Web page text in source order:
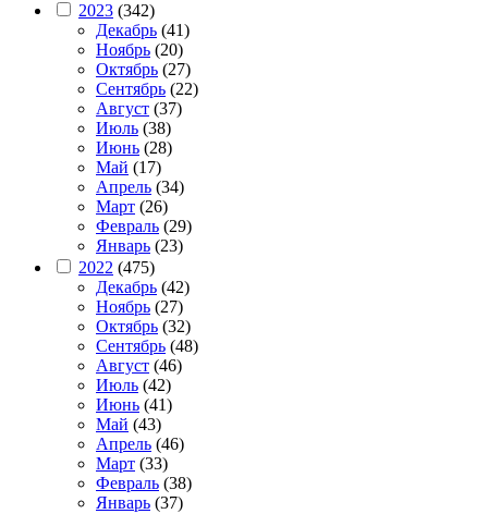
2023 (342)
Декабрь (41)
Ноябрь (20)
Октябрь (27)
Сентябрь (22)
Август (37)
Июль (38)
Июнь (28)
Май (17)
Апрель (34)
Март (26)
Февраль (29)
Январь (23)
2022 (475)
Декабрь (42)
Ноябрь (27)
Октябрь (32)
Сентябрь (48)
Август (46)
Июль (42)
Июнь (41)
Май (43)
Апрель (46)
Март (33)
Февраль (38)
Январь (37)